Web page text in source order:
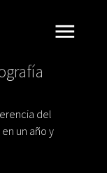
del
un año y